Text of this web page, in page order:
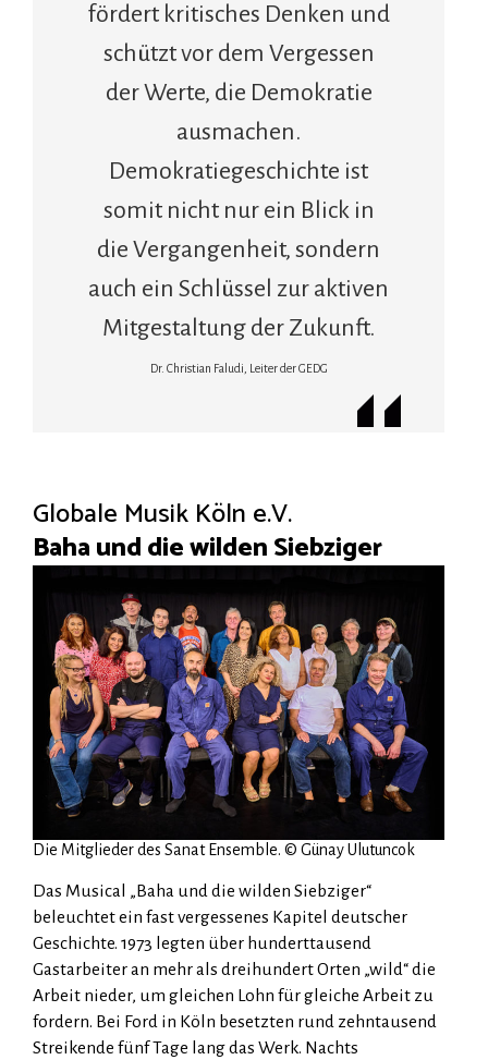
fördert kritisches Denken und
schützt vor dem Vergessen
der Werte, die Demokratie
ausmachen.
Demokratiegeschichte ist
somit nicht nur ein Blick in
die Vergangenheit, sondern
auch ein Schlüssel zur aktiven
Mitgestaltung der Zukunft.
Dr. Christian Faludi, Leiter der GEDG
Globale Musik Köln e.V.
Baha und die wilden Siebziger
Die Mitglieder des Sanat Ensemble. © Günay Ulutuncok
Das Musical „Baha und die wilden Siebziger“
beleuchtet ein fast vergessenes Kapitel deutscher
Geschichte. 1973 legten über hunderttausend
Gastarbeiter an mehr als dreihundert Orten „wild“ die
Arbeit nieder, um gleichen Lohn für gleiche Arbeit zu
fordern. Bei Ford in Köln besetzten rund zehntausend
Streikende fünf Tage lang das Werk. Nachts